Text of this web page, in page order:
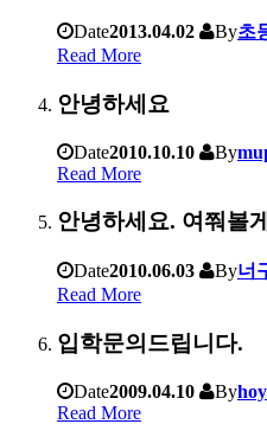
Date2013.04.02 By초
Read More
안녕하세요
Date2010.10.10 By
Read More
안녕하세요. 여쭤볼
Date2010.06.03 By너
Read More
입학문의드립니다.
Date2009.04.10 By
Read More